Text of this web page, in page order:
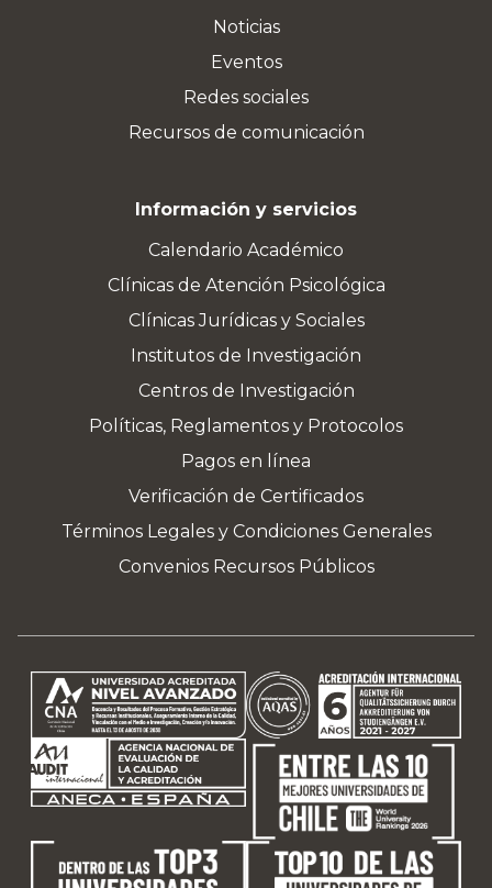
Noticias
Eventos
Redes sociales
Recursos de comunicación
Información y servicios
Calendario Académico
Clínicas de Atención Psicológica
Clínicas Jurídicas y Sociales
Institutos de Investigación
Centros de Investigación
Políticas, Reglamentos y Protocolos
Pagos en línea
Verificación de Certificados
Términos Legales y Condiciones Generales
Convenios Recursos Públicos